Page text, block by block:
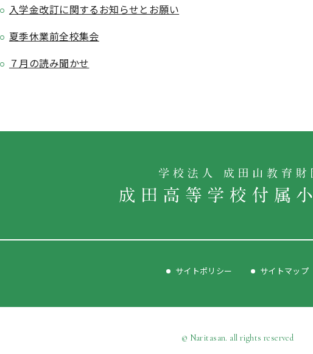
入学金改訂に関するお知らせとお願い
夏季休業前全校集会
７月の読み聞かせ
サイトポリシー サイトマップ
© Naritasan. all rights reserved